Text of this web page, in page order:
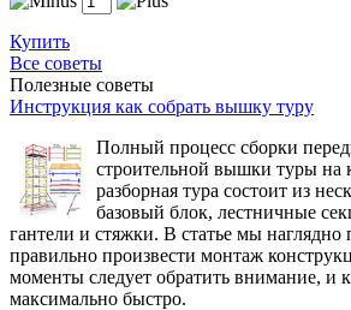
Купить
Все советы
Полезные советы
Инструкция как собрать вышку туру
Полный процесс сборки
строительной вышки туры на
разборная тура состоит из
базовый блок, лестничные
гантели и стяжки. В статье мы наглядно
правильно произвести монтаж
моменты следует обратить внимание, и
максимально быстро.